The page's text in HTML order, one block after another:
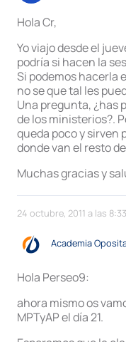
Hola Cr,
Yo viajo desde el
podría si hacen la
Si podemos hacerla
no se que tal les
Una pregunta, ¿has
de los ministerios?.
queda poco y sirven
donde van el resto
Muchas gracias y
24 octubre, 2011 a las
Academia
Hola Perseo9:
ahora mismo os
MPTyAP el día 21.